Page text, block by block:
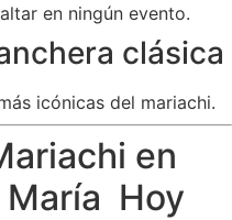
en ningún evento.
clásica
icónicas del mariachi.
en
María Hoy